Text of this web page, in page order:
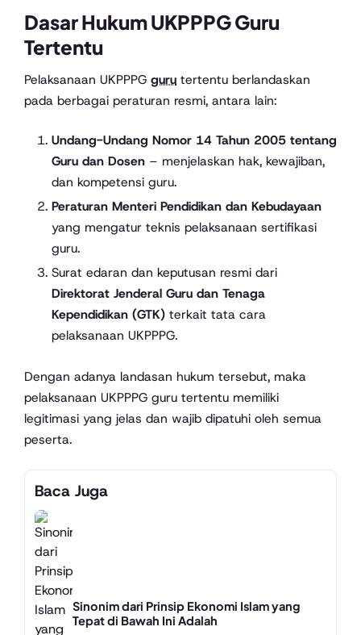
Dasar Hukum UKPPPG Guru
Tertentu
Pelaksanaan UKPPPG guru tertentu berlandaskan
pada berbagai peraturan resmi, antara lain:
Undang-Undang Nomor 14 Tahun 2005 tentang
Guru dan Dosen– menjelaskan hak, kewajiban,
dan kompetensi guru.
Peraturan Menteri Pendidikan dan Kebudayaan
yang mengatur teknis pelaksanaan sertifikasi
guru.
Surat edaran dan keputusan resmi dari
Direktorat Jenderal Guru dan Tenaga
Kependidikan (GTK)terkait tata cara
pelaksanaan UKPPPG.
Dengan adanya landasan hukum tersebut, maka
pelaksanaan UKPPPG guru tertentu memiliki
legitimasi yang jelas dan wajib dipatuhi oleh semua
peserta.
Baca Juga
Sinonim dari Prinsip Ekonomi Islam yang
Tepat di Bawah Ini Adalah